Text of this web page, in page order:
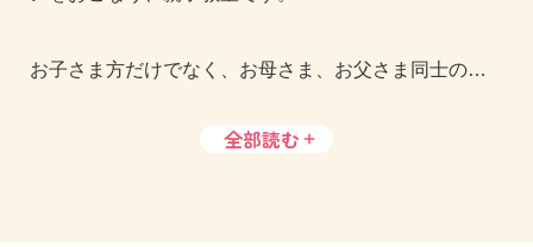
お子さま方だけでなく、お母さま、お父さま同士のつ
温かい雰囲気です。
全部読む